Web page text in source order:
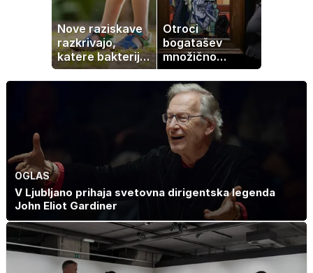
Nove raziskave
razkrivajo,
katere bakterije
na koži privlačijo
komarje
Otroci
bogatašev
množično
prodajajo
družinske
zbirke: raje imajo
denar kot
umetnine
OGLAS
V Ljubljano prihaja svetovna dirigentska legenda
John Eliot Gardiner